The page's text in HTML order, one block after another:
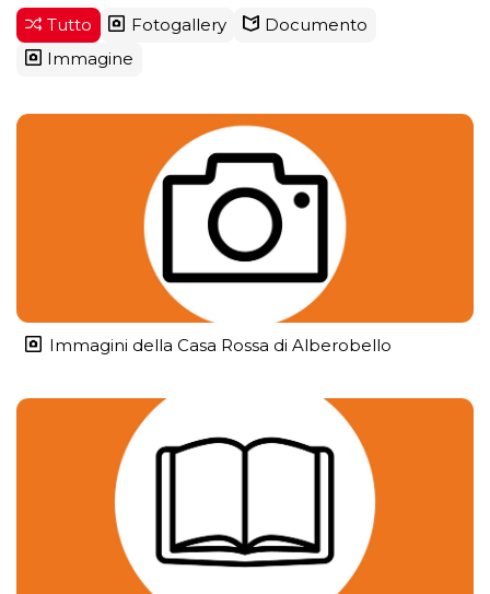
Tutto
Fotogallery
Documento
Immagine
Immagini della Casa Rossa di Alberobello